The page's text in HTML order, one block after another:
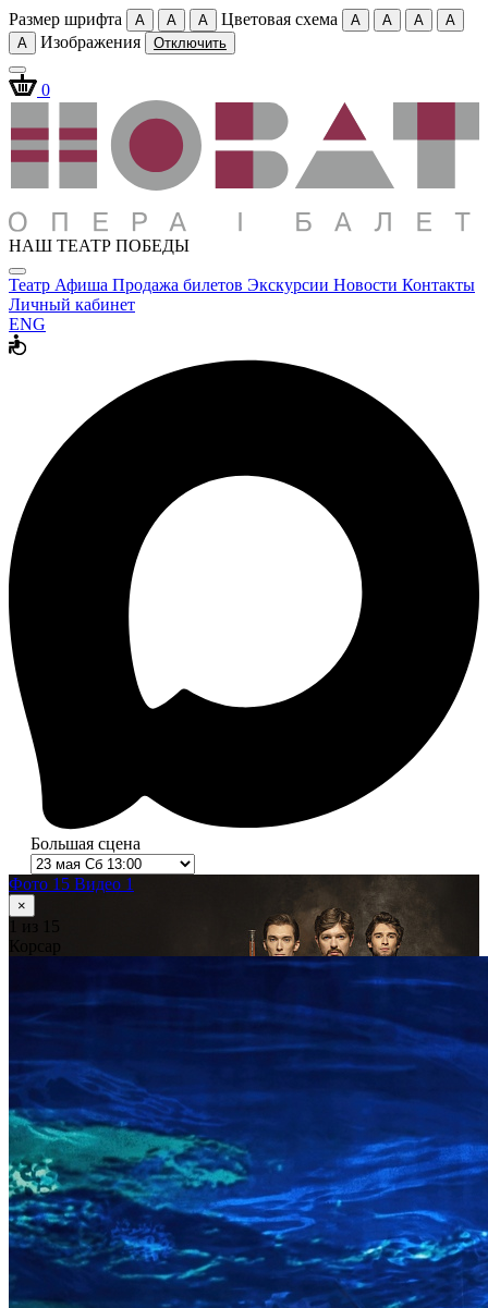
Размер шрифта A A A Цветовая схема A A A
A
A
Изображения Отключить
0
НАШ ТЕАТР ПОБЕДЫ
Театр Афиша Продажа билетов Экскурсии Новости Контакты
Личный кабинет
ENG
Большая сцена
Фото 15 Видео 1
×
из 15
Корсар